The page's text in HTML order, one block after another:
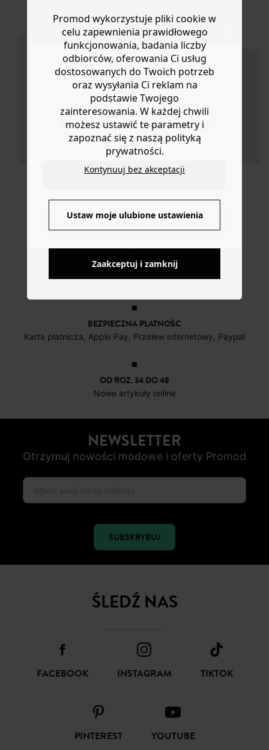
Do you want to be redirected to
www.promod.com ?
YES
NO
lub wymianę.
damska sukienka zawiera włókna z recyklingu.
DOSTAWA DO PACZKOMATÓW
4 do 6 dni roboczych
DARMOWE ZWROTY
do 30 dni
BEZPIECZNA PŁATNOŚC
Karta płatnicza, Apple Pay, Przelew internetowy, Paypal
OD ROZ. 34 DO 48
Nowe artykuły online
NEWSLETTER
Otrzymuj nowości modowe i oferty Promod
SUBSKRYBUJ
ŚLEDŹ NAS
FACEBOOK INSTAGRAM TIKTOK
PINTEREST YOUTUBE
Promod wykorzystuje pliki cookie w
celu zapewnienia prawidłowego
funkcjonowania, badania liczby
odbiorców, oferowania Ci usług
dostosowanych do Twoich potrzeb
oraz wysyłania Ci reklam na
podstawie Twojego
zainteresowania. W każdej chwili
możesz ustawić te parametry i
zapoznać się z naszą polityką
prywatności.
Kontynuuj bez akceptacji
Ustaw moje ulubione ustawienia
Zaakceptuj i zamknij